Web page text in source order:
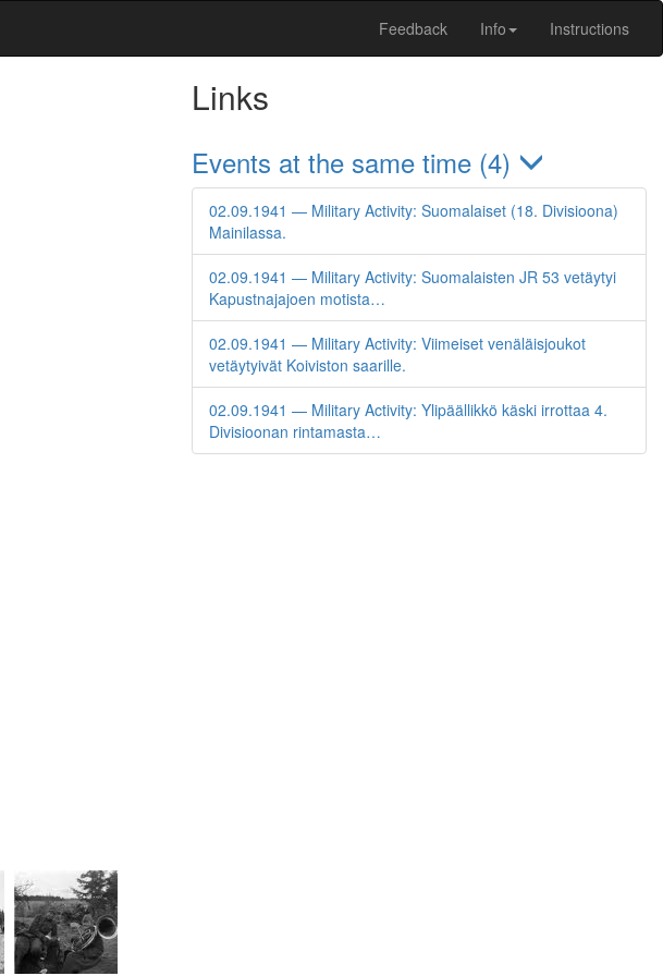
Feedback Info Instructions
Links
Events at the same time (4)
02.09.1941 — Military Activity: Suomalaiset (18. Divisioona)
Mainilassa.
02.09.1941 — Military Activity: Suomalaisten JR 53 vetäytyi
Kapustnajajoen motista…
02.09.1941 — Military Activity: Viimeiset venäläisjoukot
vetäytyivät Koiviston saarille.
02.09.1941 — Military Activity: Ylipäällikkö käski irrottaa 4.
Divisioonan rintamasta…